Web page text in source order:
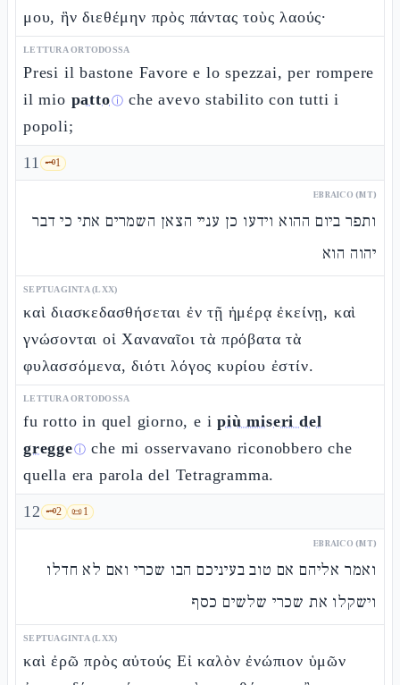
μου, ἣν διεθέμην πρὸς πάντας τοὺς λαούς·
LETTURA ORTODOSSA
Presi il bastone Favore e lo spezzai, per rompere
il mio pattoⓘ che avevo stabilito con tutti i
popoli;
11 🗝️1
EBRAICO (MT)
ותפר ביום ההוא וידעו כן עניי הצאן השמרים אתי כי דבר
יהוה הוא
SEPTUAGINTA (LXX)
καὶ διασκεδασθήσεται ἐν τῇ ἡμέρᾳ ἐκείνῃ, καὶ
γνώσονται οἱ Χαναναῖοι τὰ πρόβατα τὰ
φυλασσόμενα, διότι λόγος κυρίου ἐστίν.
LETTURA ORTODOSSA
fu rotto in quel giorno, e ipiù miseri del
greggeⓘ che mi osservavano riconobbero che
quella era parola del Tetragramma.
12 🗝️2 📜1
EBRAICO (MT)
ואמר אליהם אם טוב בעיניכם הבו שכרי ואם לא חדלו
וישקלו את שכרי שלשים כסף
SEPTUAGINTA (LXX)
καὶ ἐρῶ πρὸς αὐτούς Εἰ καλὸν ἐνώπιον ὑμῶν